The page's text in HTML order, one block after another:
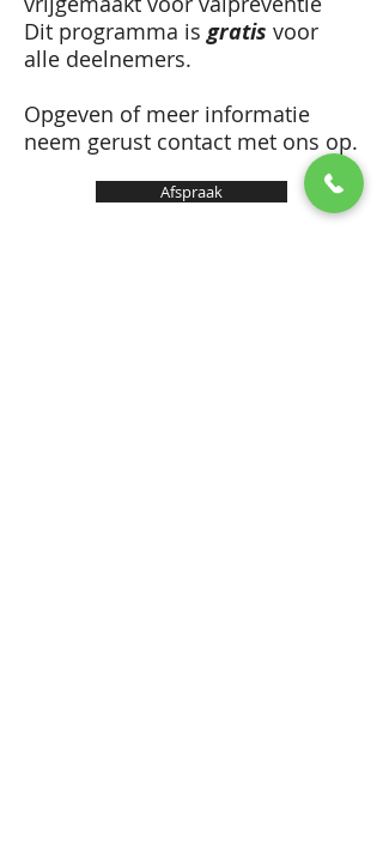
Dit programma is gratis voor
alle deelnemers.
Opgeven of meer informatie
neem gerust contact met ons op.
Afspraak